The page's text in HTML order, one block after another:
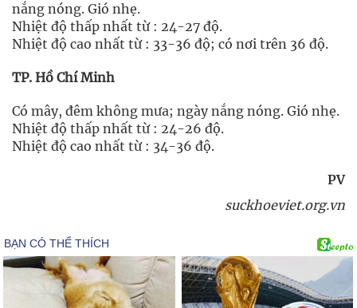
nắng nóng. Gió nhẹ.
Nhiệt độ thấp nhất từ : 24-27 độ.
Nhiệt độ cao nhất từ : 33-36 độ; có nơi trên 36 độ.
TP. Hồ Chí Minh
Có mây, đêm không mưa; ngày nắng nóng. Gió nhẹ.
Nhiệt độ thấp nhất từ : 24-26 độ.
Nhiệt độ cao nhất từ : 34-36 độ.
PV
suckhoeviet.org.vn